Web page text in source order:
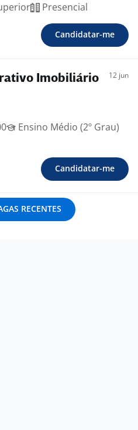
Presencial
Candidatar-me
Imobiliário 12 jun
Ensino Médio (2º Grau)
Candidatar-me
RECENTES